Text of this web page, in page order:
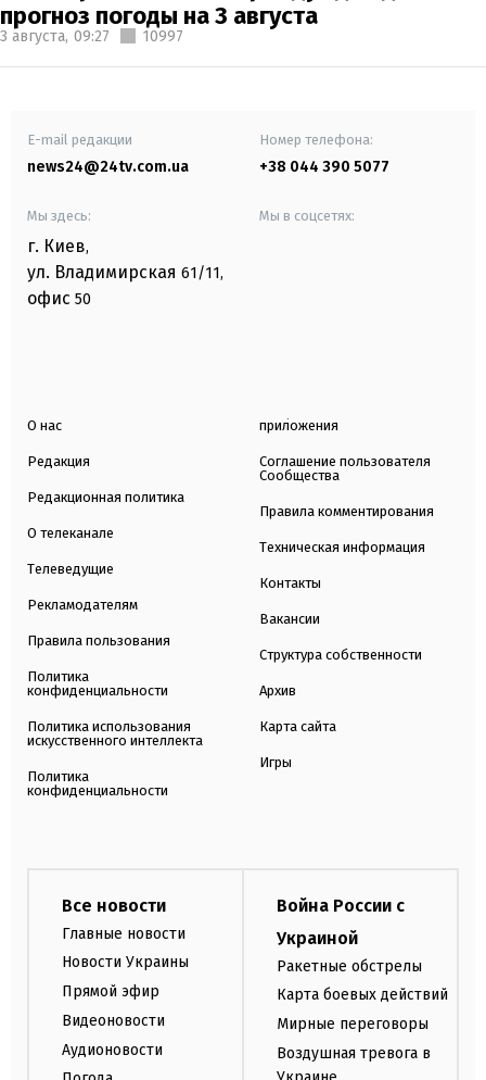
прогноз погоды на 3 августа
3 августа, 09:27 10997
E-mail редакции
news24@24tv.com.ua
Номер телефона:
+38 044 390 5077
Мы здесь:
г. Киев,
ул. Владимирская 61/11,
офис 50
Мы в соцсетях:
О нас
Редакция
Редакционная политика
О телеканале
Телеведущие
Рекламодателям
Правила пользования
Политика
конфиденциальности
Политика использования
искусственного интеллекта
Политика
конфиденциальности
приложения
Соглашение пользователя
Сообщества
Правила комментирования
Техническая информация
Контакты
Вакансии
Структура собственности
Архив
Карта сайта
Игры
Все новости
Главные новости
Новости Украины
Прямой эфир
Видеоновости
Аудионовости
Война России с
Украиной
Ракетные обстрелы
Карта боевых действий
Мирные переговоры
Воздушная тревога в